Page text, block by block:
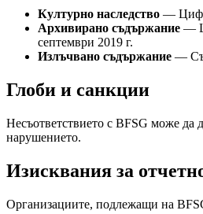
Културно наследство —
Архивирано съдържание —
септември 2019 г.
Излъчвано съдържание —
Глоби и санкции
Несъответствието с BFSG може да
нарушението.
Изисквания за
Организациите, подлежащи на